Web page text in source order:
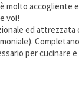
molto accogliente
voi!
ed attrezzata
per cucinare